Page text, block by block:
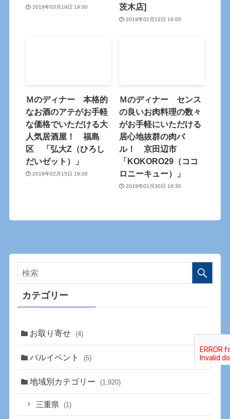
2019年03月19日 19:00
茨木店]
2019年02月22日 19:00
Ｍのディナー 本格的
なお酒のアテがお手軽
な価格でいただける大
人気居酒屋！ 福島
区 「弘大Z（ひろし
だいゼット）」
2019年02月15日 19:00
Ｍのディナー センス
の良いお肉料理の数々
がお手軽にいただける
居心地抜群の肉バ
ル！ 京田辺市
「KOKORO29（ココ
ロニーキュー）」
2019年01月30日 19:30
カテゴリー
お取り寄せ (4)
バルイベント (5)
地域別カテゴリー (1,920)
三重県 (1)